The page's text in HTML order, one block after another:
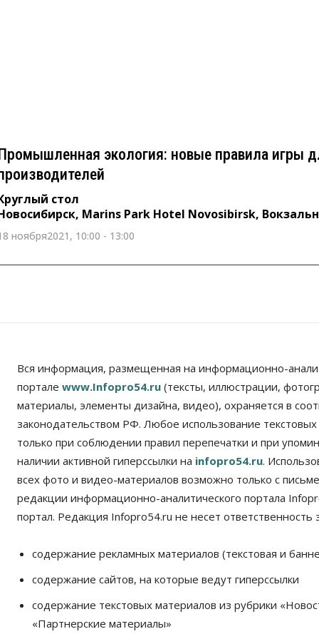
экология: новые правила игры
стол
Marins Park Hotel Novosibirsk,
ноября2021, 10:00 - 13:00
Вся информация, размещенная на информационно-
портале www.Infopro54.ru (тексты, иллюстрации,
материалы, элементы дизайна, видео), охраняется в
законодательством РФ. Любое использование текстовых
только при соблюдении правил перепечатки и при
наличии активной гиперссылки на infopro54.ru.
всех фото и видео-материалов возможно только с
редакции информационно-аналитического портала
портал. Редакция Infopro54.ru не несет ответственность
содержание рекламных материалов (текстовая и
содержание сайтов, на которые ведут гиперссылки
содержание текстовых материалов из рубрики
«Партнерские материалы»